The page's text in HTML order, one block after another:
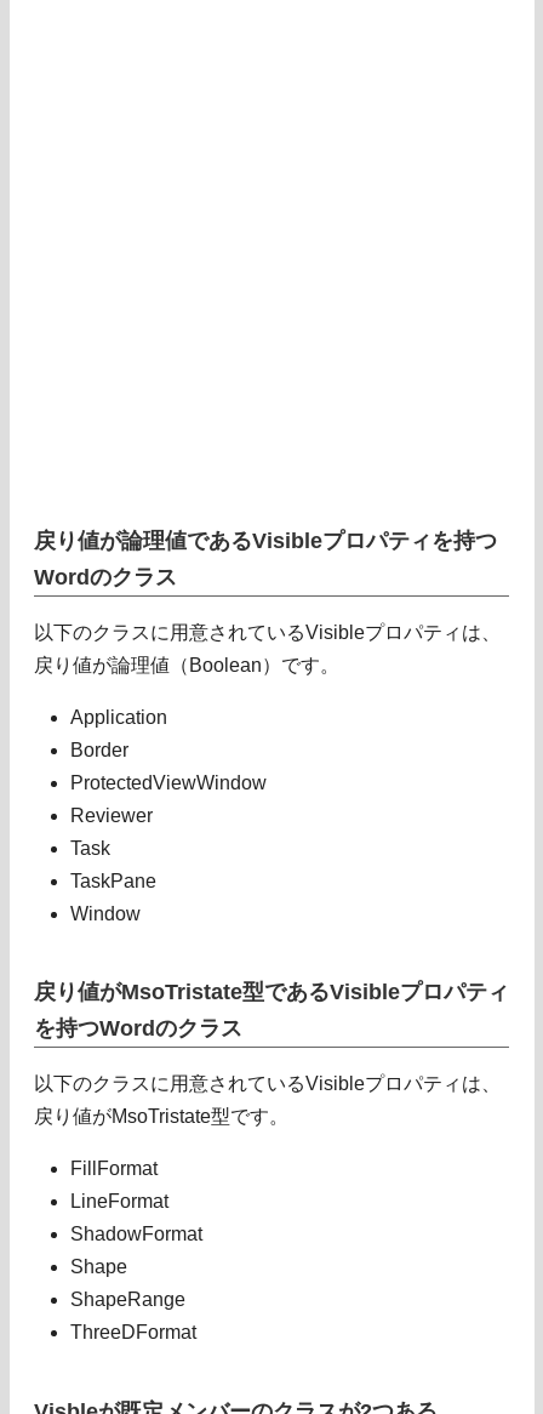
戻り値が論理値であるVisibleプロパティを持つ
Wordのクラス
以下のクラスに用意されているVisibleプロパティは、
戻り値が論理値（Boolean）です。
Application
Border
ProtectedViewWindow
Reviewer
Task
TaskPane
Window
戻り値がMsoTristate型であるVisibleプロパティ
を持つWordのクラス
以下のクラスに用意されているVisibleプロパティは、
戻り値がMsoTristate型です。
FillFormat
LineFormat
ShadowFormat
Shape
ShapeRange
ThreeDFormat